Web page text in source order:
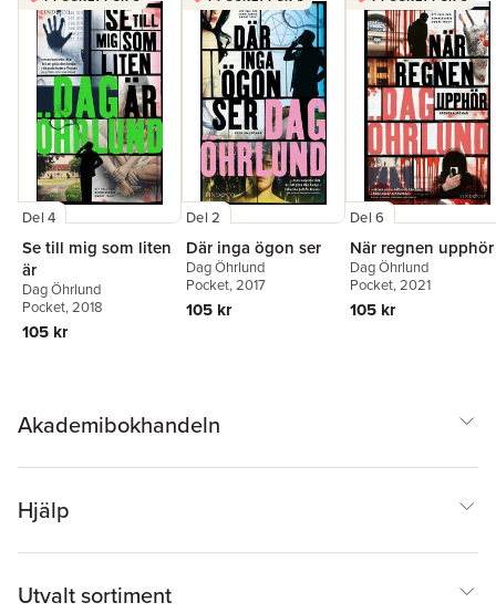
Del 4
Se till mig som liten
är
Dag Öhrlund
Pocket, 2018
105 kr
Del 2
Där inga ögon ser
Dag Öhrlund
Pocket, 2017
105 kr
Del 6
När regnen upphör
Dag Öhrlund
Pocket, 2021
105 kr
Akademibokhandeln
Hjälp
Utvalt sortiment